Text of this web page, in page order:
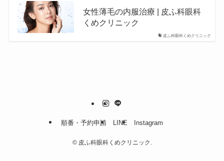
皮ふ科眼科くめクリニック
女性薄毛の内服治療 | 皮ふ科眼科
くめクリニック
順番・予約申請 LINE Instagram
©皮ふ科眼科くめクリニック.